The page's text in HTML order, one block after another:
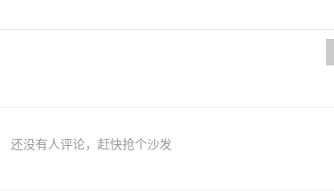
还没有人评论，赶快抢个沙发